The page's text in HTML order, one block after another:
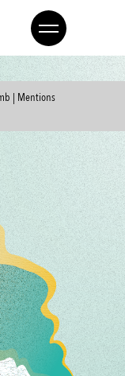
li>
| Mentions